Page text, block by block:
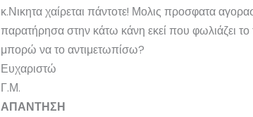
κ.Νικητα χαίρεται πάντοτε! Μολις προσφατα
παρατήρησα στην κάτω κάνη εκεί που φωλιάζει
μπορώ να το αντιμετωπίσω?
Ευχαριστώ
Γ.Μ.
ΑΠΑΝΤΗΣΗ